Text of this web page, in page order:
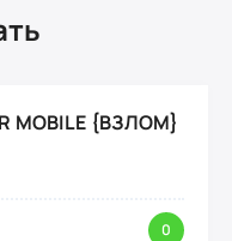
MOBILE {ВЗЛОМ}
0